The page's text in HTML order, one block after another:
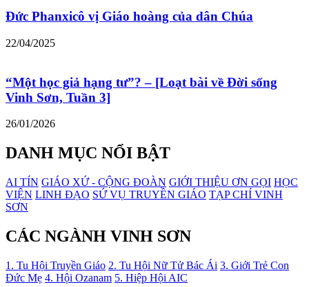
Đức Phanxicô vị Giáo hoàng của dân Chúa
22/04/2025
“Một học giả hạng tư”? – [Loạt bài về Đời sống
Vinh Sơn, Tuần 3]
26/01/2026
DANH MỤC NỔI BẬT
AI TÍN GIÁO XỨ - CỘNG ĐOÀN GIỚI THIỆU ƠN GỌI HỌC
VIỆN LINH ĐẠO SỨ VỤ TRUYỀN GIÁO TẠP CHÍ VINH
SƠN
CÁC NGÀNH VINH SƠN
1. Tu Hội Truyền Giáo 2. Tu Hội Nữ Tử Bác Ái 3. Giới Trẻ Con
Đức Mẹ 4. Hội Ozanam 5. Hiệp Hội AIC